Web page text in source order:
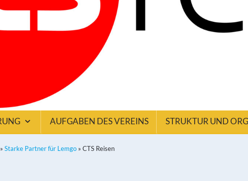
AUFGABEN DES VEREINS STRUKTUR UND
» Starke Partner für Lemgo » CTS Reisen